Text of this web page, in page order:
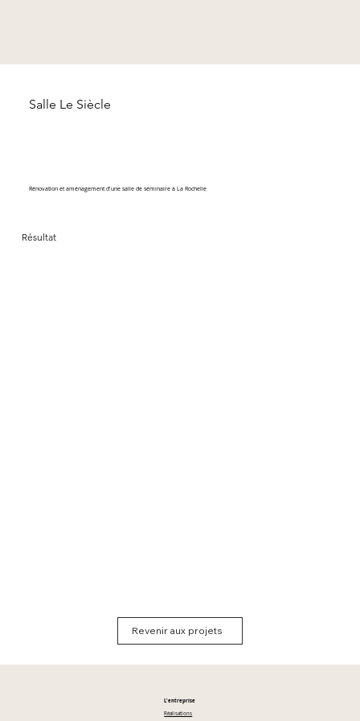
Salle Le Siècle
Rénovation et aménagement d'une salle de séminaire à La Rochelle
Résultat
Revenir aux projets
L'entreprise
Réalisations